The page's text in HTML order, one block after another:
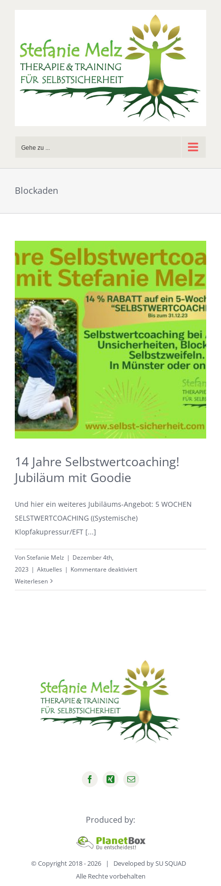
Gehe zu ...
Blockaden
14 Jahre Selbstwertcoaching!
Jubiläum mit Goodie
Und hier ein weiteres Jubiläums-Angebot: 5 WOCHEN
SELSTWERTCOACHING ((Systemische)
Klopfakupressur/EFT [...]
VonStefanie Melz | Dezember 4th,
2023 | Aktuelles | Kommentare deaktiviertfür
Jahre
Weiterlesen
Produced by:
© Copyright 2018 -2026 | Developed bySU SQUAD
Alle Rechte vorbehalten